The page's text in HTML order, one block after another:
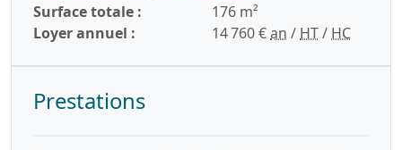
Surface totale :
176 m²
Loyer annuel :
14 760 €an / HT/ HC
Prestations